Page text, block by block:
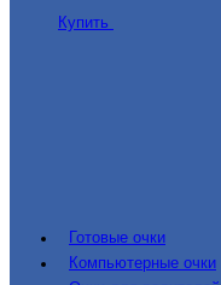
Купить
Готовые очки
Компьютерные очки